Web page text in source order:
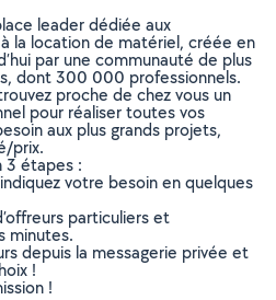
leader dédiée aux
la location de matériel, créée en
par une communauté de plus
dont 300 000 professionnels.
proche de chez vous un
pour réaliser toutes vos
aux plus grands projets,
prix.
3 étapes :
votre besoin en quelques
particuliers et
minutes.
depuis la messagerie privée et
!
!